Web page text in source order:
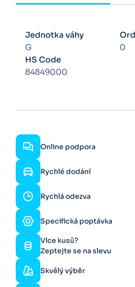
Jednotka váhy
G
0
HS Code
84849000
Online podpora
Rychlé dodání
Rychlá odezva
Specifická poptávka
Více kusů?
Zeptejte se na slevu
Skvělý výběr